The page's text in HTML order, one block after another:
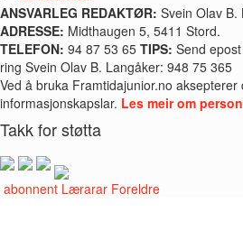
ANSVARLEG REDAKTØR: Svein Olav B.
ADRESSE: Midthaugen 5, 5411 Stord.
TELEFON: 94 87 53 65 TIPS: Send
ring Svein Olav B. Langåker: 948 75 365
Ved å bruka Framtidajunior.no aksepterer
informasjonskapslar. Les meir om
Takk for støtta
abonnent Lærarar Foreldre